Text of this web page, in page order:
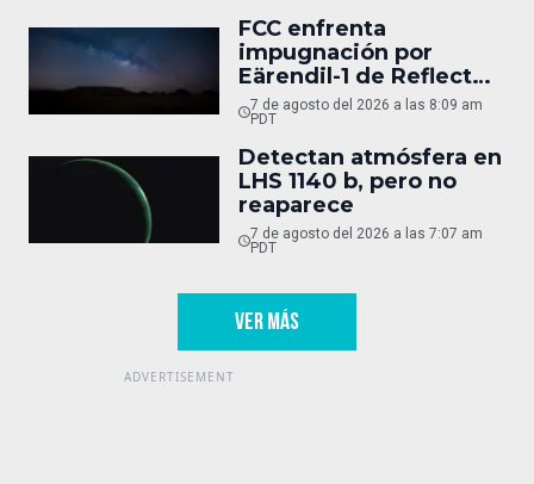
FCC enfrenta
impugnación por
Eärendil-1 de Reflect
Orbital
7 de agosto del 2026 a las 8:09 am
PDT
Detectan atmósfera en
LHS 1140 b, pero no
reaparece
7 de agosto del 2026 a las 7:07 am
PDT
VER MÁS